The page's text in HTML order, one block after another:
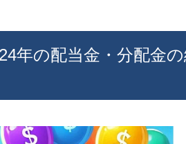
年の配当金・分配金